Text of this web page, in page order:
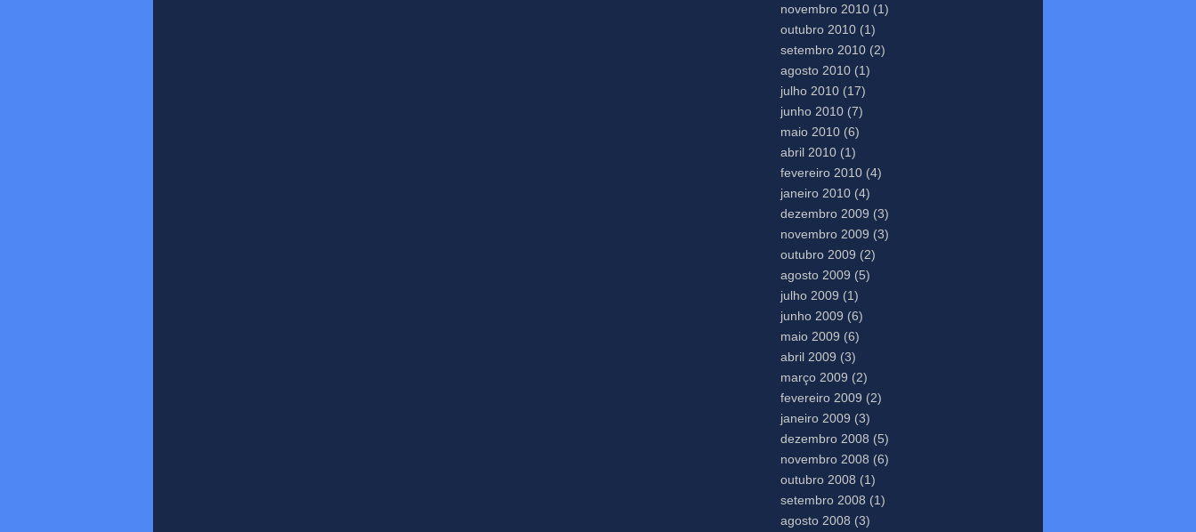
novembro 2010 (1)
outubro 2010 (1)
setembro 2010 (2)
agosto 2010 (1)
julho 2010 (17)
junho 2010 (7)
maio 2010 (6)
abril 2010 (1)
fevereiro 2010 (4)
janeiro 2010 (4)
dezembro 2009 (3)
novembro 2009 (3)
outubro 2009 (2)
agosto 2009 (5)
julho 2009 (1)
junho 2009 (6)
maio 2009 (6)
abril 2009 (3)
março 2009 (2)
fevereiro 2009 (2)
janeiro 2009 (3)
dezembro 2008 (5)
novembro 2008 (6)
outubro 2008 (1)
setembro 2008 (1)
agosto 2008 (3)